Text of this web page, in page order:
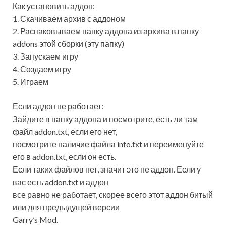
Как установить аддон:
1. Скачиваем архив с аддоном
2. Распаковываем папку аддона из архива в папку
addons этой сборки (эту папку)
3. Запускаем игру
4. Создаем игру
5. Играем
Если аддон не работает:
Зайдите в папку аддона и посмотрите, есть ли там
файл addon.txt, если его нет,
посмотрите наличие файла info.txt и переименуйте
его в addon.txt, если он есть.
Если таких файлов нет, значит это не аддон. Если у
вас есть addon.txt и аддон
все равно не работает, скорее всего этот аддон битый
или для предыдущей версии
Garry’s Mod.